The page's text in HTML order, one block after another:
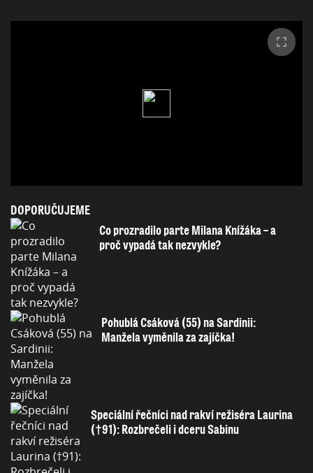
DOPORUČUJEME
Co prozradilo parte Milana Knížáka – a
proč vypadá tak nezvykle?
Pohublá Csáková (55) na Sardinii:
Manžela vyměnila za zajíčka!
Speciální řečníci nad rakví režiséra Laurina
(†91): Rozbrečeli i dceru Sabinu